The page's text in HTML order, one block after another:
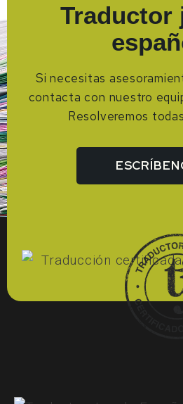
Traductor
Si necesitas
contacta con nuestro
Resolveremos